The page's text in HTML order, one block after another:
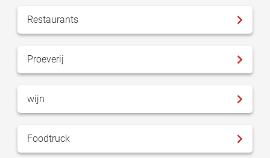
Restaurants
Proeverij
wijn
Foodtruck